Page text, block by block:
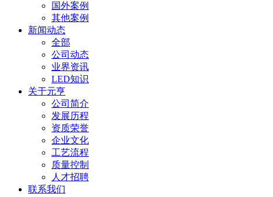
国外案例
其他案例
新闻动态
全部
公司动态
业界资讯
LED知识
关于元亨
公司简介
发展历程
资质荣誉
企业文化
工艺流程
质量控制
人才招聘
联系我们